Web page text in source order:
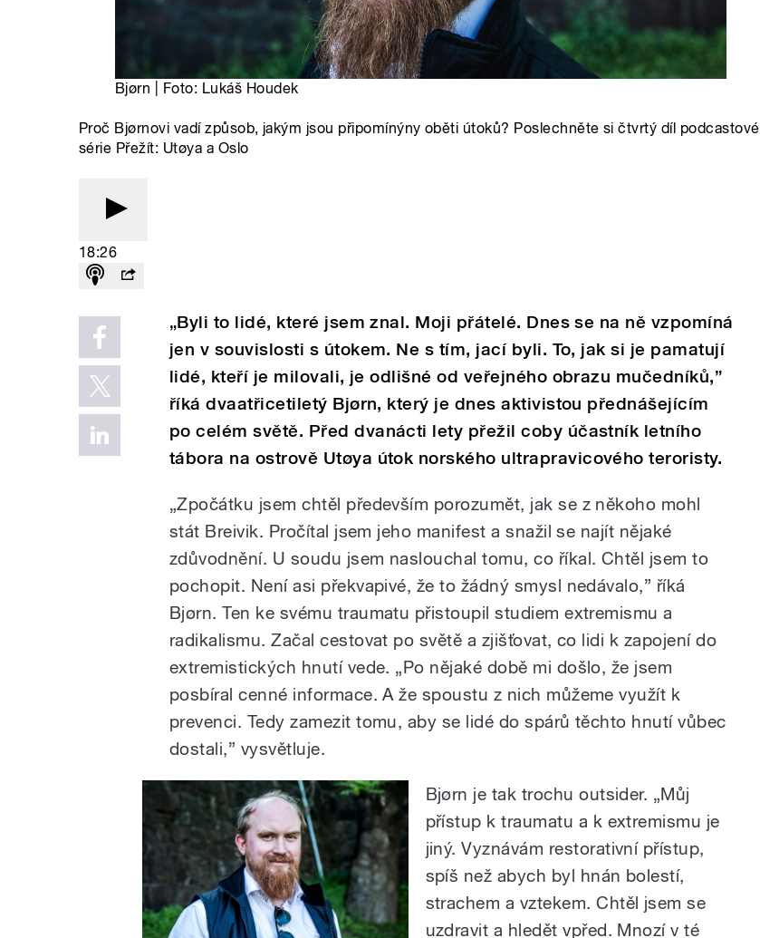
Bjørn | Foto: Lukáš Houdek
Proč Bjørnovi vadí způsob, jakým jsou připomínýny oběti útoků? Poslechněte si čtvrtý díl podcastové
série Přežít: Utøya a Oslo
18:26
„Byli to lidé, které jsem znal. Moji přátelé. Dnes se na ně vzpomíná
jen v souvislosti s útokem. Ne s tím, jací byli. To, jak si je pamatují
lidé, kteří je milovali, je odlišné od veřejného obrazu mučedníků,”
říká dvaatřicetiletý Bjørn, který je dnes aktivistou přednášejícím
po celém světě. Před dvanácti lety přežil coby účastník letního
tábora na ostrově Utøya útok norského ultrapravicového teroristy.
„Zpočátku jsem chtěl především porozumět, jak se z někoho mohl
stát Breivik. Pročítal jsem jeho manifest a snažil se najít nějaké
zdůvodnění. U soudu jsem naslouchal tomu, co říkal. Chtěl jsem to
pochopit. Není asi překvapivé, že to žádný smysl nedávalo,” říká
Bjørn. Ten ke svému traumatu přistoupil studiem extremismu a
radikalismu. Začal cestovat po světě a zjišťovat, co lidi k zapojení do
extremistických hnutí vede. „Po nějaké době mi došlo, že jsem
posbíral cenné informace. A že spoustu z nich můžeme využít k
prevenci. Tedy zamezit tomu, aby se lidé do spárů těchto hnutí vůbec
dostali,” vysvětluje.
Bjørn je tak trochu outsider. „Můj
přístup k traumatu a k extremismu je
jiný. Vyznávám restorativní přístup,
spíš než abych byl hnán bolestí,
strachem a vztekem. Chtěl jsem se
uzdravit a hledět vpřed. Mnozí v té